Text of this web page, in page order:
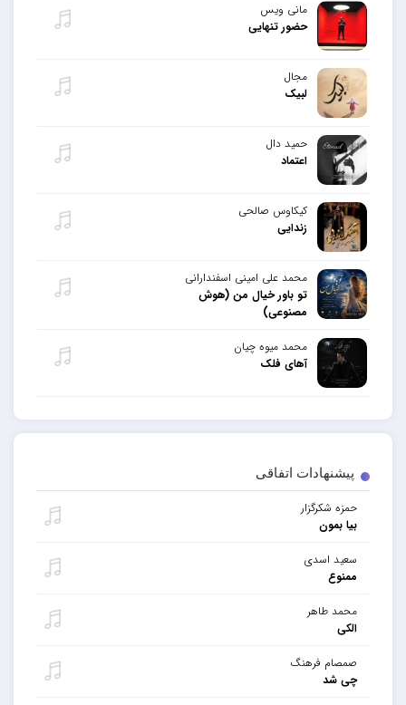
پیشنهادات اتفاقی
حمزه شکرگزار
بیا بمون
سعید اسدی
ممنوع
محمد طاهر
الکی
صمصام فرهنگ
چی شد
مانی ویس
حضور تنهایی
مجال
لبیک
حمید دال
اعتماد
کیکاوس صالحی
زندایی
محمد علی امینی اسفندارانی
تو باور خیال من (هوش
مصنوعی)
محمد میوه چیان
آهای فلک